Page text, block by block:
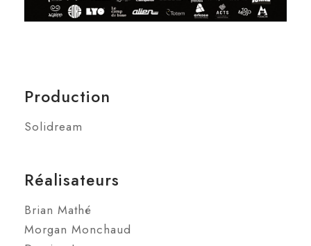
Production
Solidream
Réalisateurs
Brian Mathé
Morgan Monchaud